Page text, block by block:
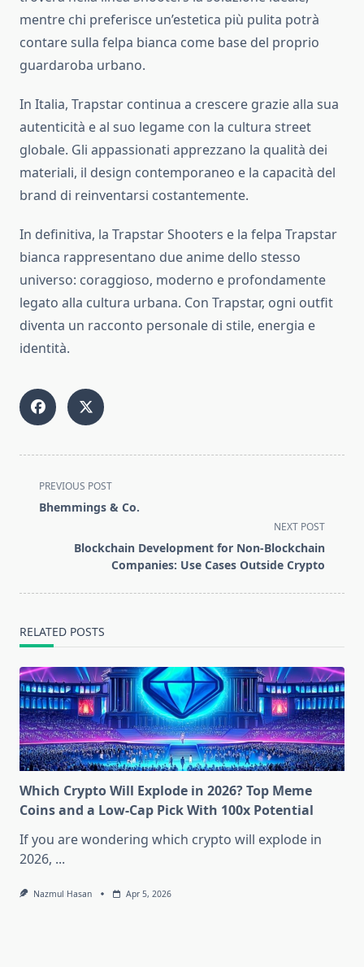
mentre chi preferisce un’estetica più pulita potrà
contare sulla felpa bianca come base del proprio
guardaroba urbano.
In Italia, Trapstar continua a crescere grazie alla sua
autenticità e al suo legame con la cultura street
globale. Gli appassionati apprezzano la qualità dei
materiali, il design contemporaneo e la capacità del
brand di reinventarsi costantemente.
In definitiva, la Trapstar Shooters e la felpa Trapstar
bianca rappresentano due anime dello stesso
universo: coraggioso, moderno e profondamente
legato alla cultura urbana. Con Trapstar, ogni outfit
diventa un racconto personale di stile, energia e
identità.
<span
class="nav-
PREVIOUS POST
Bhemmings & Co.
NEXT POST
Blockchain Development for Non-Blockchain
Companies: Use Cases Outside Crypto
RELATED POSTS
Which Crypto Will Explode in 2026? Top Meme
Coins and a Low-Cap Pick With 100x Potential
If you are wondering which crypto will explode in
2026, ...
Nazmul Hasan Apr 5, 2026